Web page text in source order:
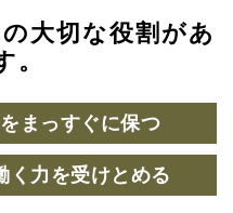
大切な役割があ
。
まっすぐに保つ
く力を受けとめる